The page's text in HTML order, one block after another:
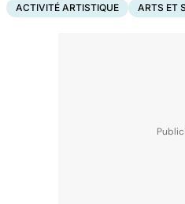
ACTIVITÉ ARTISTIQUE ARTS ET